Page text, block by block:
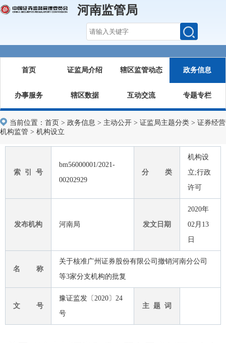
河南监管局
首页 证监局介绍 辖区监管动态 政务信息
办事服务 辖区数据 互动交流 专题专栏
当前位置： 首页 > 政务信息 > 主动公开 > 证监局主题分类 > 证券经营
机构监管 > 机构设立
索 引 号
bm56000001/2021-
00202929
分 类
机构设
立;行政
许可
发布机构 河南局 发文日期
2020年
02月13
日
名 称
关于核准广州证券股份有限公司撤销河南分公司
等3家分支机构的批复
文 号
豫证监发〔2020〕24
号
主 题 词